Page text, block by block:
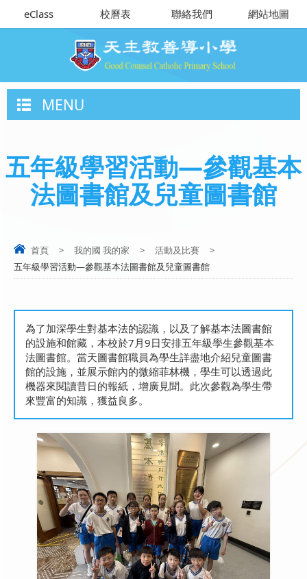
eClass 校曆表 聯絡我們 網站地圖
MENU
五年級學習活動—參觀基本
法圖書館及兒童圖書館
首頁 > 我的國 我的家 > 活動及比賽
>
五年級學習活動—參觀基本法圖書館及兒童圖書館
為了加深學生對基本法的認識，以及了解基本法圖書館
的設施和館藏，本校於7月9日安排五年級學生參觀基本
法圖書館。當天圖書館職員為學生詳盡地介紹兒童圖書
館的設施，並展示館內的微縮菲林機，學生可以透過此
機器來閱讀昔日的報紙，增廣見聞。此次參觀為學生帶
來豐富的知識，獲益良多。